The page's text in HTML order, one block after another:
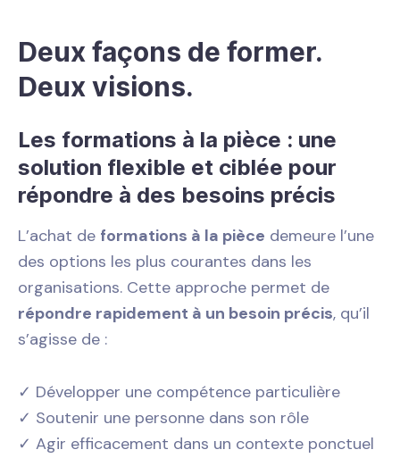
Deux façons de former.
Deux visions.
Les formations à la pièce : une
solution flexible et ciblée pour
répondre à des besoins précis
L’achat de formations à la pièce demeure l’une
des options les plus courantes dans les
organisations. Cette approche permet de
répondre rapidement à un besoin précis, qu’il
s’agisse de :
✓ Développer une compétence particulière
✓ Soutenir une personne dans son rôle
✓ Agir efficacement dans un contexte ponctuel